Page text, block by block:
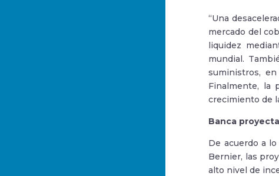
“Una
mercado del
liquidez
mundial.
suministros,
Finalmente, la
crecimiento de
Banca
De acuerdo a
Bernier, las
alto nivel de